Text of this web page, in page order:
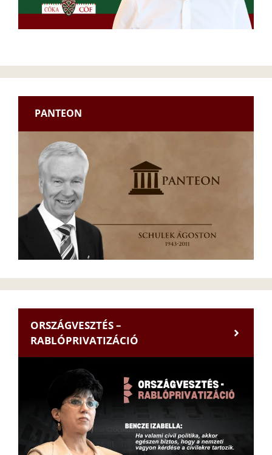
PANTEON
ORSZÁGVESZTÉS –
RABLÓPRIVATIZÁCIÓ